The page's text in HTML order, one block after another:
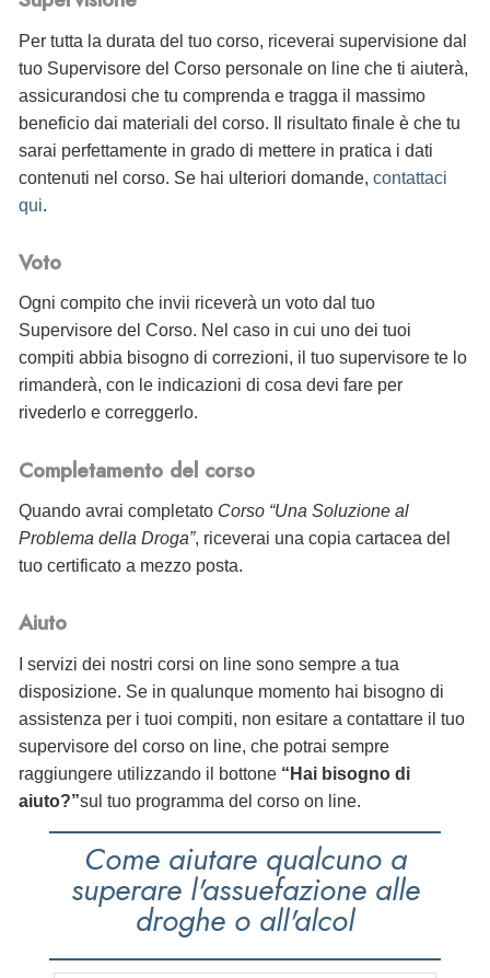
Per tutta la durata del tuo corso, riceverai supervisione dal
tuo Supervisore del Corso personale on line che ti aiuterà,
assicurandosi che tu comprenda e tragga il massimo
beneficio dai materiali del corso. Il risultato finale è che tu
sarai perfettamente in grado di mettere in pratica i dati
contenuti nel corso. Se hai ulteriori domande, contattaci
qui.
Voto
Ogni compito che invii riceverà un voto dal tuo
Supervisore del Corso. Nel caso in cui uno dei tuoi
compiti abbia bisogno di correzioni, il tuo supervisore te lo
rimanderà, con le indicazioni di cosa devi fare per
rivederlo e correggerlo.
Completamento del corso
Quando avrai completato Corso “Una Soluzione al
Problema della Droga”, riceverai una copia cartacea del
tuo certificato a mezzo posta.
Aiuto
I servizi dei nostri corsi on line sono sempre a tua
disposizione. Se in qualunque momento hai bisogno di
assistenza per i tuoi compiti, non esitare a contattare il tuo
supervisore del corso on line, che potrai sempre
raggiungere utilizzando il bottone “Hai bisogno di
aiuto?”sul tuo programma del corso on line.
Come aiutare qualcuno a
superare l'assuefazione alle
droghe o all'alcol